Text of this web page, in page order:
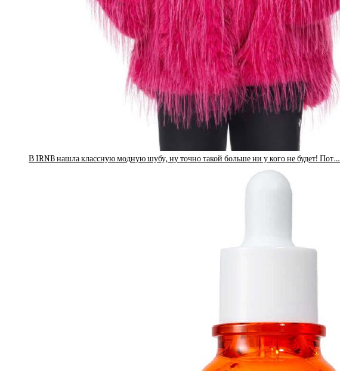
В IRNB нашла классную модную шубу, ну точно такой больше ни у кого не будет! Пот…